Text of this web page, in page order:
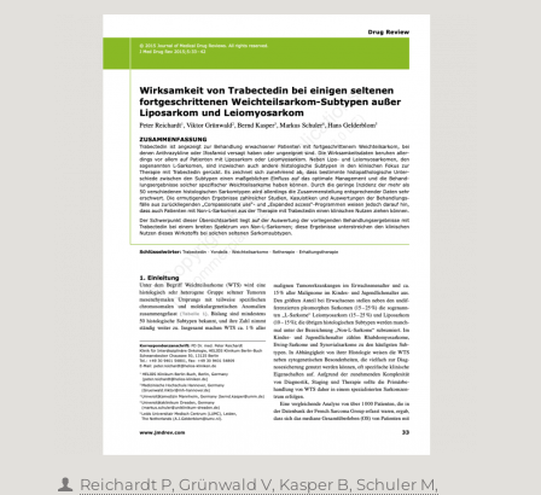
Reichardt P, Grünwald V, Kasper B, Schuler M,